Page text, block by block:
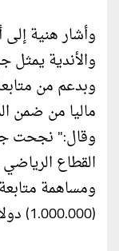
وأشار هنية
والأندية يمثل
وبدعم من
ماليا من ضمن
وقال:" نجحت
القطاع
ومساهمة
(1.000.000) دولار".